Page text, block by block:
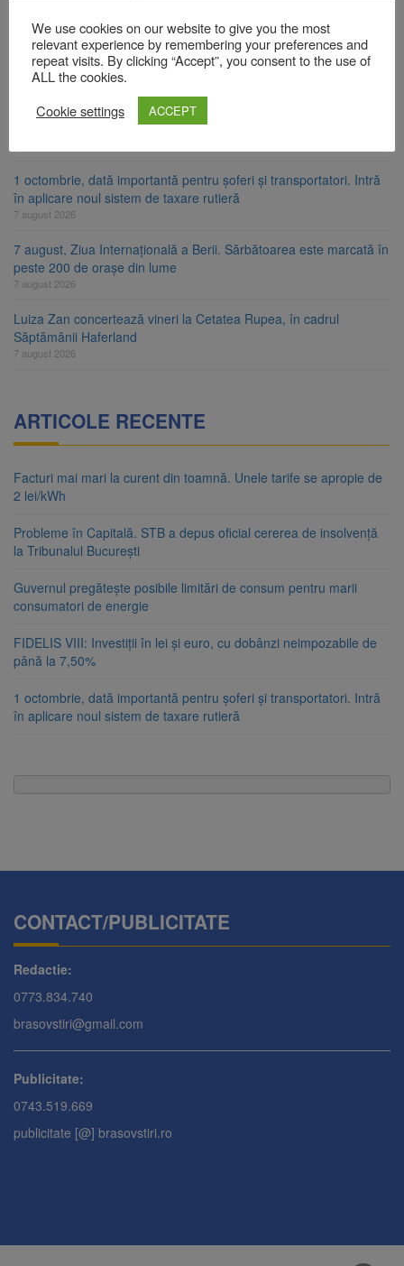
Guvernul pregătește posibile limitări de consum pentru marii
consumatori de energie
7 august 2026
FIDELIS VIII: Investiții în lei și euro, cu dobânzi neimpozabile de
1 octombrie, dată importantă pentru șoferi și transportatori. Intră
în aplicare noul sistem de taxare rutieră
7 august 2026
7 august, Ziua Internațională a Berii. Sărbătoarea este marcată în
peste 200 de orașe din lume
7 august 2026
Luiza Zan concertează vineri la Cetatea Rupea, în cadrul
Săptămânii Haferland
7 august 2026
ARTICOLE RECENTE
Facturi mai mari la curent din toamnă. Unele tarife se apropie de
2 lei/kWh
Probleme în Capitală. STB a depus oficial cererea de insolvență
la Tribunalul București
Guvernul pregătește posibile limitări de consum pentru marii
consumatori de energie
FIDELIS VIII: Investiții în lei și euro, cu dobânzi neimpozabile de
până la 7,50%
1 octombrie, dată importantă pentru șoferi și transportatori. Intră
în aplicare noul sistem de taxare rutieră
CONTACT/PUBLICITATE
Redactie:
0773.834.740
brasovstiri@gmail.com
Publicitate:
0743.519.669
publicitate [@] brasovstiri.ro
We use cookies on our website to give you the most
relevant experience by remembering your preferences and
repeat visits. By clicking “Accept”, you consent to the use of
ALL the cookies.
Cookie settings
ACCEPT